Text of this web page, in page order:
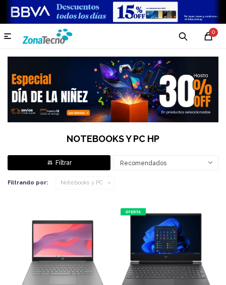
0

NOTEBOOKS Y PC HP
Recomendados
Filtrando por: Notebooks y PC
COMPARAR